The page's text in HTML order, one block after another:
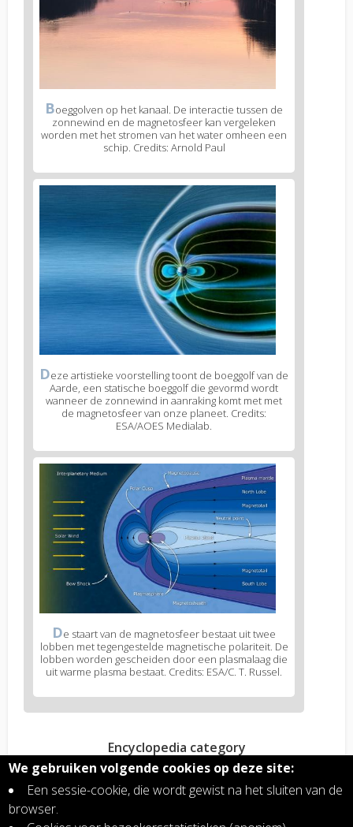
Boeggolven op het kanaal. De interactie tussen de
zonnewind en de magnetosfeer kan vergeleken
worden met het stromen van het water omheen een
schip. Credits: Arnold Paul
Deze artistieke voorstelling toont de boeggolf van de
Aarde, een statische boeggolf die gevormd wordt
wanneer de zonnewind in aanraking komt met met
de magnetosfeer van onze planeet. Credits:
ESA/AOES Medialab.
De staart van de magnetosfeer bestaat uit twee
lobben met tegengestelde magnetische polariteit. De
lobben worden gescheiden door een plasmalaag die
uit warme plasma bestaat. Credits: ESA/C. T. Russel.
Encyclopedia category
Ruimtefysica
Read more?
We gebruiken volgende cookies op deze site:
Een sessie-cookie, die wordt gewist na het sluiten van de
browser.